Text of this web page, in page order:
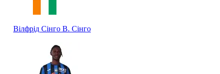
Вілфрід Сінго В. Сінго